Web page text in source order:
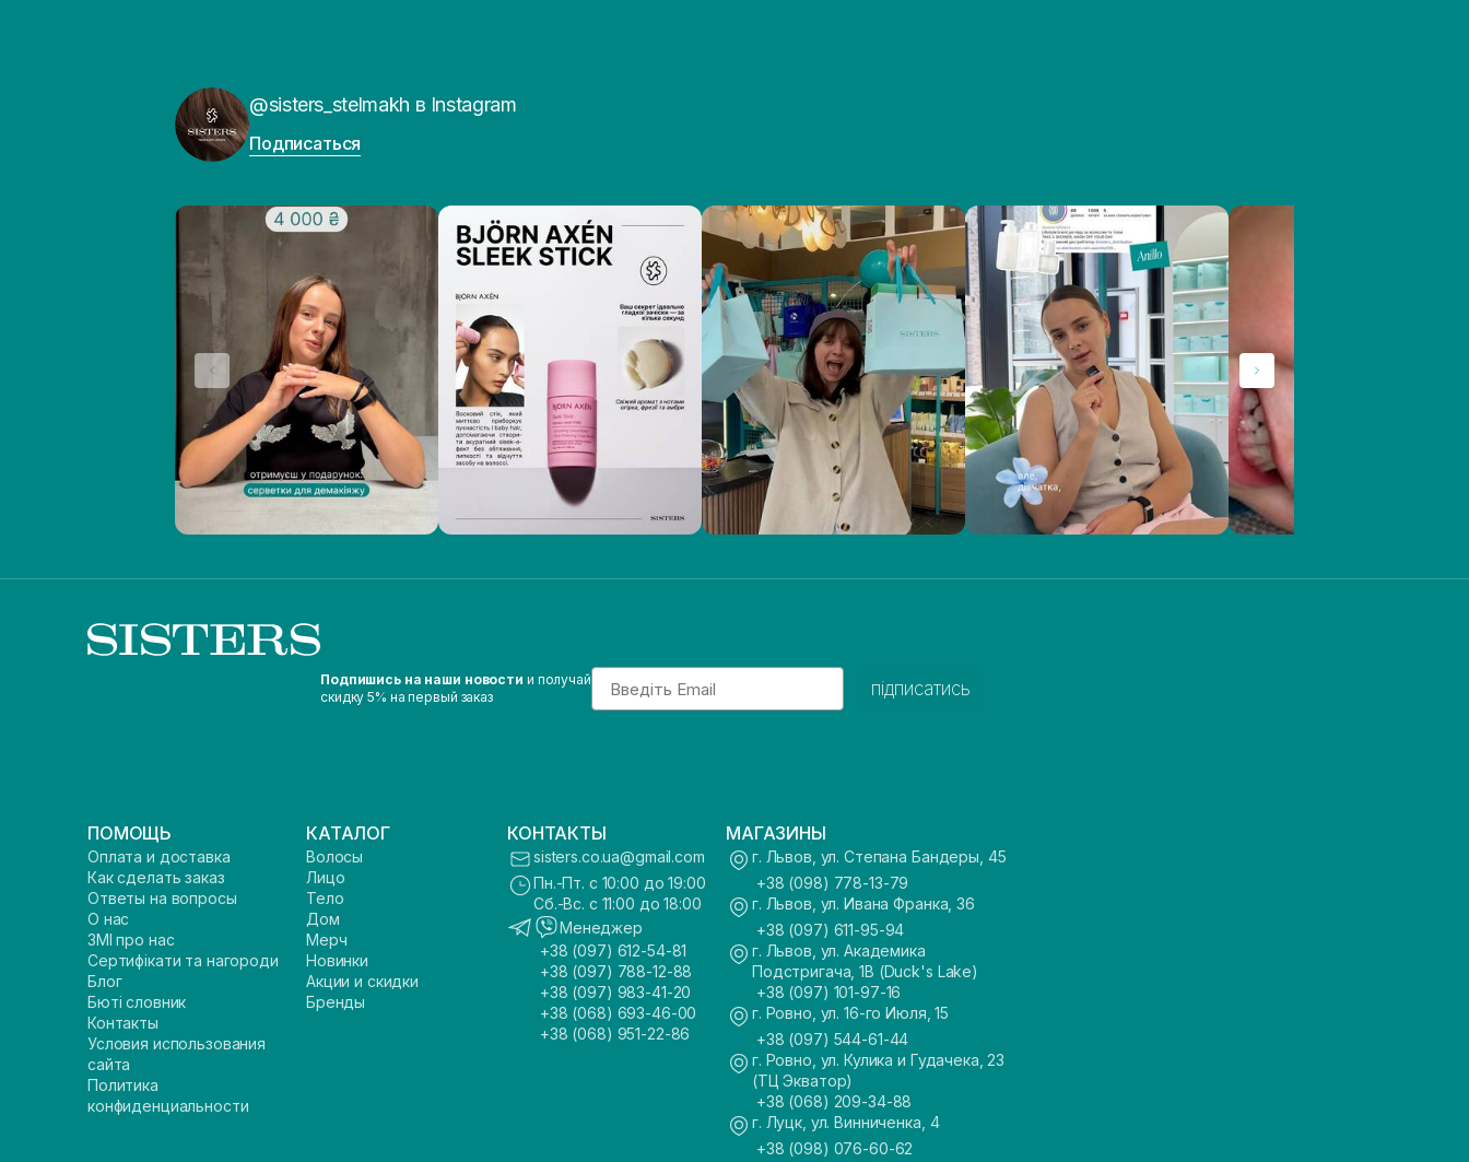
@sisters_stelmakh в Instagram
Подписаться
Подпишись на наши новости и получай
скидку 5% на первый заказ
Email
підписатись
ПОМОЩЬ
Оплата и доставка
Как сделать заказ
Ответы на вопросы
О нас
ЗМІ про нас
Сертифікати та нагороди
Блог
Бюті словник
Контакты
Условия использования
сайта
Политика
конфиденциальности
КАТАЛОГ
Волосы
Лицо
Тело
Дом
Мерч
Новинки
Акции и скидки
Бренды
КОНТАКТЫ
sisters.co.ua@gmail.com
Пн.-Пт. с 10:00 до 19:00
Сб.-Вс. с 11:00 до 18:00
Менеджер
+38 (097) 612-54-81
+38 (097) 788-12-88
+38 (097) 983-41-20
+38 (068) 693-46-00
+38 (068) 951-22-86
МАГАЗИНЫ
г. Львов, ул. Степана Бандеры, 45
+38 (098) 778-13-79
г. Львов, ул. Ивана Франка, 36
+38 (097) 611-95-94
г. Львов, ул. Академика
Подстригача, 1В (Duck's Lake)
+38 (097) 101-97-16
г. Ровно, ул. 16-го Июля, 15
+38 (097) 544-61-44
г. Ровно, ул. Кулика и Гудачека, 23
(ТЦ Экватор)
+38 (068) 209-34-88
г. Луцк, ул. Винниченка, 4
+38 (098) 076-60-62